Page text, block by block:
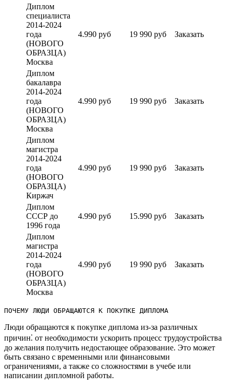
Диплом
специалиста
2014-2024
года
(НОВОГО
ОБРАЗЦА)
Москва
4.990 руб 19 990 руб Заказать
Диплом
бакалавра
2014-2024
года
(НОВОГО
ОБРАЗЦА)
Москва
4.990 руб 19 990 руб Заказать
Диплом
магистра
2014-2024
года
(НОВОГО
ОБРАЗЦА)
Киржач
4.990 руб 19 990 руб Заказать
Диплом
СССР до
1996 года
4.990 руб 15.990 руб Заказать
Диплом
магистра
2014-2024
года
(НОВОГО
ОБРАЗЦА)
Москва
4.990 руб 19 990 руб Заказать
ПОЧЕМУ ЛЮДИ ОБРАЩАЮТСЯ К ПОКУПКЕ ДИПЛОМА
Люди обращаются к покупке диплома из-за различных
причин⁚ от необходимости ускорить процесс трудоустройства
до желания получить недостающее образование.​ Это может
быть связано с временными или финансовыми
ограничениями, а также со сложностями в учебе или
написании дипломной работы.